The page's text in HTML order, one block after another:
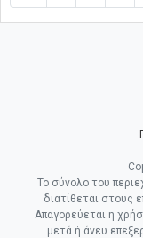
Το σύνολο του
διατίθεται στους
Απαγορεύεται η
μετά ή άνευ